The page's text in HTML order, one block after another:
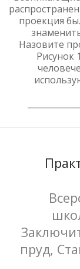
проекция
Назовите
Рисунок
пруд,